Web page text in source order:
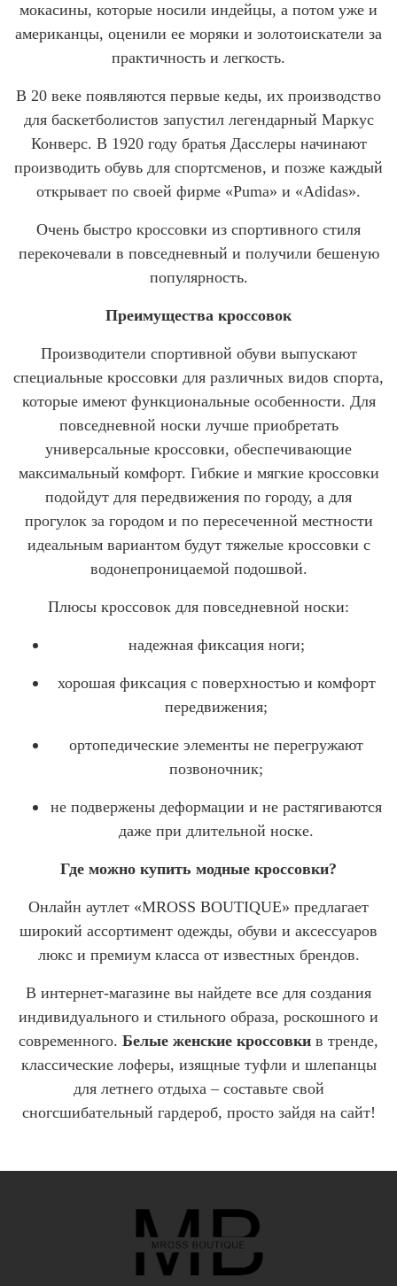
мокасины, которые носили индейцы, а потом уже и
американцы, оценили ее моряки и золотоискатели за
практичность и легкость.
В 20 веке появляются первые кеды, их производство
для баскетболистов запустил легендарный Маркус
Конверс. В 1920 году братья Дасслеры начинают
производить обувь для спортсменов, и позже каждый
открывает по своей фирме «Puma» и «Adidas».
Очень быстро кроссовки из спортивного стиля
перекочевали в повседневный и получили бешеную
популярность.
Преимущества кроссовок
Производители спортивной обуви выпускают
специальные кроссовки для различных видов спорта,
которые имеют функциональные особенности. Для
повседневной носки лучше приобретать
универсальные кроссовки, обеспечивающие
максимальный комфорт. Гибкие и мягкие кроссовки
подойдут для передвижения по городу, а для
прогулок за городом и по пересеченной местности
идеальным вариантом будут тяжелые кроссовки с
водонепроницаемой подошвой.
Плюсы кроссовок для повседневной носки:
надежная фиксация ноги;
хорошая фиксация с поверхностью и комфорт
передвижения;
ортопедические элементы не перегружают
позвоночник;
не подвержены деформации и не растягиваются
даже при длительной носке.
Где можно купить модные кроссовки?
Онлайн аутлет «MROSS BOUTIQUE» предлагает
широкий ассортимент одежды, обуви и аксессуаров
люкс и премиум класса от известных брендов.
В интернет-магазине вы найдете все для создания
индивидуального и стильного образа, роскошного и
современного. Белые женские кроссовки в тренде,
классические лоферы, изящные туфли и шлепанцы
для летнего отдыха – составьте свой
сногсшибательный гардероб, просто зайдя на сайт!